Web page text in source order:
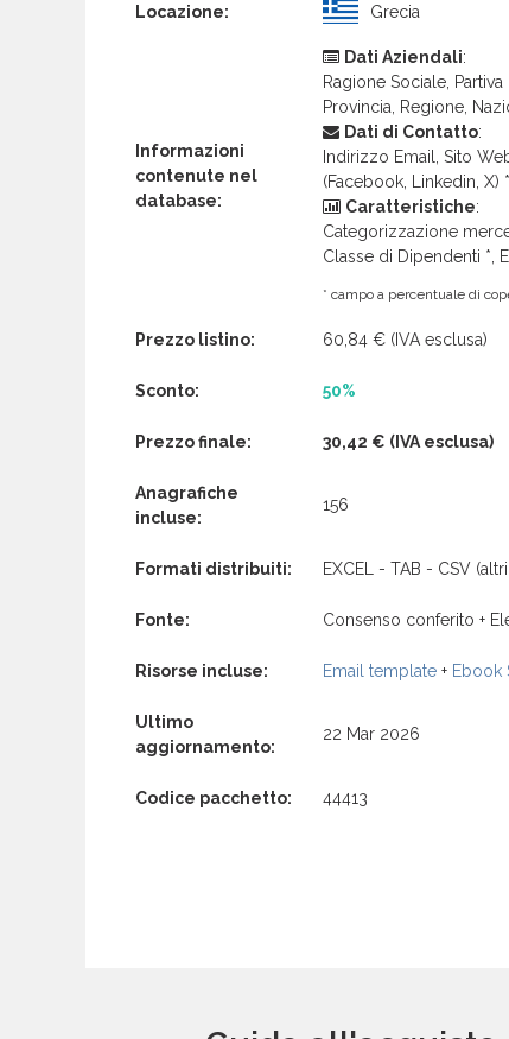
Locazione: Grecia
Informazioni
contenute nel
database:
Dati Aziendali:
Ragione Sociale, Partiva
Provincia, Regione,
Dati di Contatto:
Indirizzo Email, Sito
(Facebook, Linkedin, X) *
Caratteristiche:
Categorizzazione
Classe di Dipendenti *,
* campo a percentuale di
Prezzo listino: 60,84 € (IVA esclusa)
Sconto: 50%
Prezzo finale: 30,42 € (IVA esclusa)
Anagrafiche
incluse:
156
Formati distribuiti: EXCEL - TAB - CSV
Fonte: Consenso conferito +
Risorse incluse: Email template + Ebook
Ultimo
aggiornamento:
22 Mar 2026
Codice pacchetto: 44413